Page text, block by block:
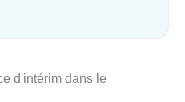
d'intérim dans le